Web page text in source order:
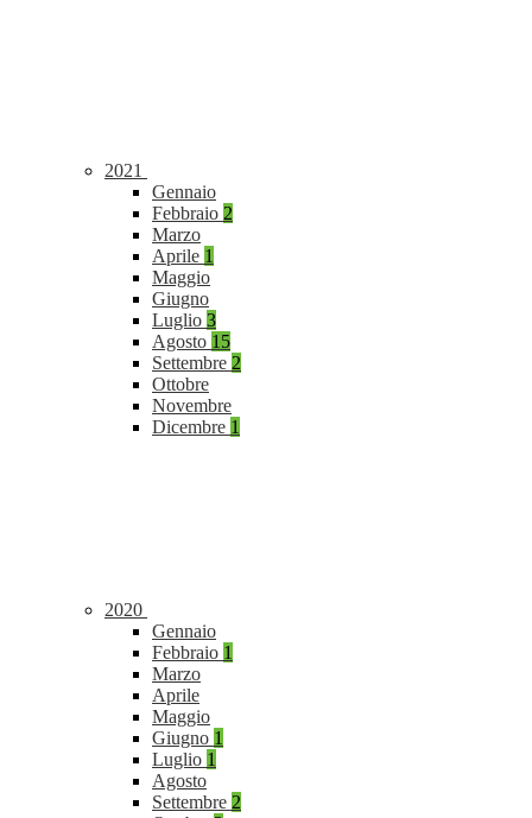
2021
Gennaio
Febbraio 2
Marzo
Aprile 1
Maggio
Giugno
Luglio 3
Agosto 15
Settembre 2
Ottobre
Novembre
Dicembre 1
2020
Gennaio
Febbraio 1
Marzo
Aprile
Maggio
Giugno 1
Luglio 1
Agosto
Settembre 2